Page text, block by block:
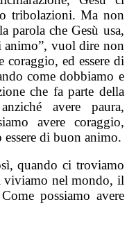
tribolazioni. Ma non
parola che Gesù usa,
animo”, vuol dire non
coraggio, ed essere di
come dobbiamo e
che fa parte della
avere paura,
avere coraggio,
essere di buon animo.
quando ci troviamo
viviamo nel mondo, il
possiamo avere